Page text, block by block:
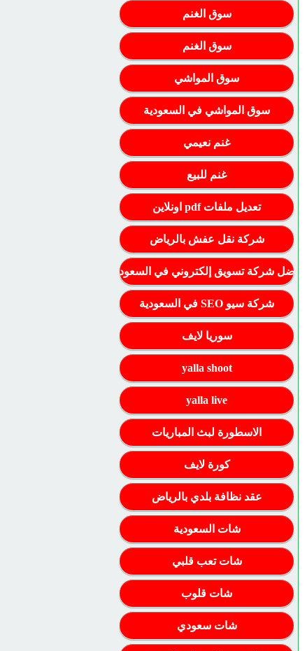
سوق الغنم
سوق الغنم
سوق المواشي
سوق المواشي في السعودية
غنم نعيمي
غنم للبيع
تعديل ملفات pdf اونلاين
شركة نقل عفش بالرياض
أفضل شركة تسويق إلكتروني في السعودية
شركة سيو SEO في السعودية
سوريا لايف
yalla shoot
yalla live
الاسطورة لبث المباريات
كورة لايف
عقد نظافة بلدي بالرياض
شات السعودية
شات تعب قلبي
شات قلوب
شات سعودي